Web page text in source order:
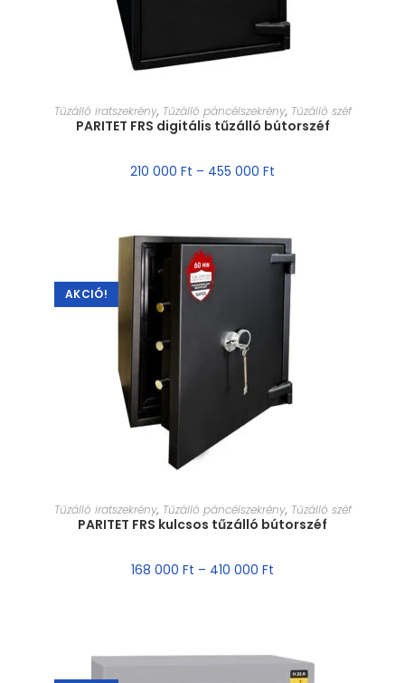
MÉRET VÁLASZTÁSA
Tűzálló iratszekrény, Tűzálló páncélszekrény, Tűzálló széf
PARITET FRS digitális tűzálló bútorszéf
210 000 Ft – 455 000 Ft
AKCIÓ!
MÉRET VÁLASZTÁSA
Tűzálló iratszekrény, Tűzálló páncélszekrény, Tűzálló széf
PARITET FRS kulcsos tűzálló bútorszéf
168 000 Ft – 410 000 Ft